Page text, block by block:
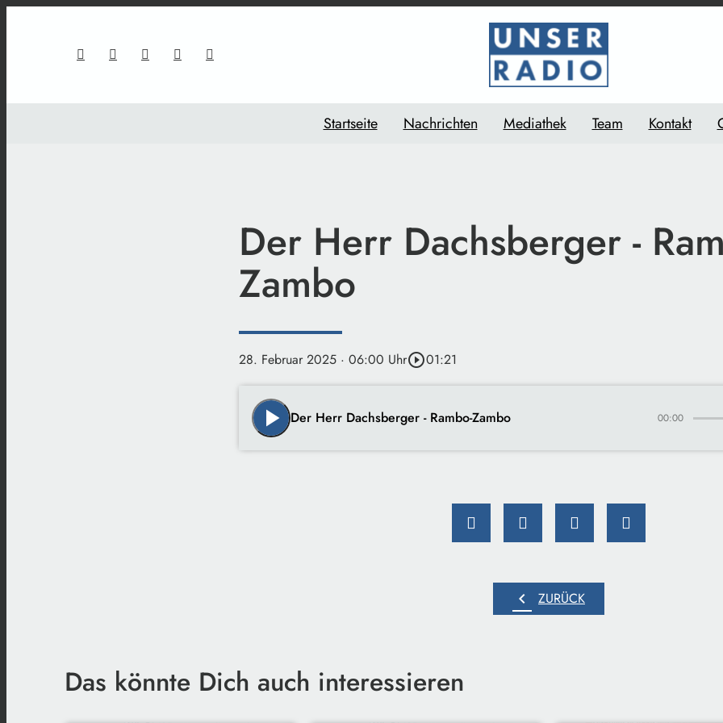
Startseite Nachrichten Mediathek Team Kontakt
Der Herr Dachsberger -
Zambo
28. Februar 2025 · 06:00 Uhrplay_circle_outline01:21
play_arrow Der Herr Dachsberger - Rambo-Zambo 00:00
chevron_left ZURÜCK
Das könnte Dich auch interessieren